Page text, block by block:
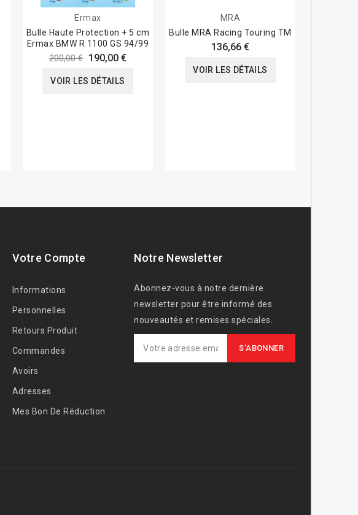
Ermax
Bulle Haute Protection + 5 cm
Ermax BMW R 1100 GS 94/99
200,00 € 190,00 €
VOIR LES DÉTAILS
MRA
Bulle MRA Racing Touring TM
136,66 €
VOIR LES DÉTAILS
Votre Compte
Informations
Personnelles
Retours Produit
Commandes
Avoirs
Adresses
Mes Bon De Réduction
Notre Newsletter
Abonnez-vous à notre dernière
newsletter pour être informé des
nouveautés et remises spéciales.